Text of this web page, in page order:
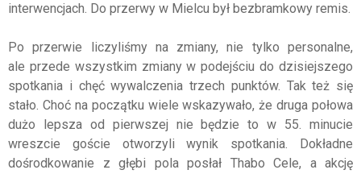
interwencjach. Do przerwy w Mielcu był bezbramkowy remis.
Po przerwie liczyliśmy na zmiany, nie tylko personalne,
ale przede wszystkim zmiany w podejściu do dzisiejszego
spotkania i chęć wywalczenia trzech punktów. Tak też się
stało. Choć na początku wiele wskazywało, że druga połowa
dużo lepsza od pierwszej nie będzie to w 55. minucie
wreszcie goście otworzyli wynik spotkania. Dokładne
dośrodkowanie z głębi pola posłał Thabo Cele, a akcję